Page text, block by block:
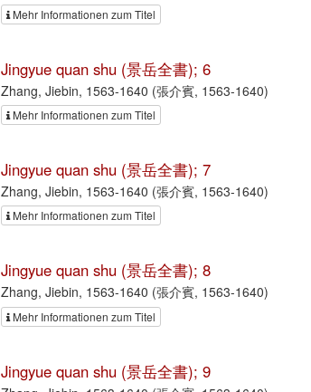
Mehr Informationen zum Titel
Jingyue quan shu (景岳全書); 6
Zhang, Jiebin, 1563-1640 (張介賓, 1563-1640)
Mehr Informationen zum Titel
Jingyue quan shu (景岳全書); 7
Zhang, Jiebin, 1563-1640 (張介賓, 1563-1640)
Mehr Informationen zum Titel
Jingyue quan shu (景岳全書); 8
Zhang, Jiebin, 1563-1640 (張介賓, 1563-1640)
Mehr Informationen zum Titel
Jingyue quan shu (景岳全書); 9